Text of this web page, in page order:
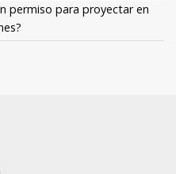
permiso para proyectar en